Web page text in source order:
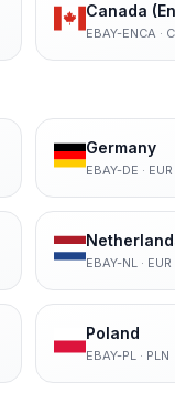
Canada
EBAY-ENCA ·
Germany
EBAY-DE · EUR
EBAY-NL· EUR
Poland
EBAY-PL· PLN